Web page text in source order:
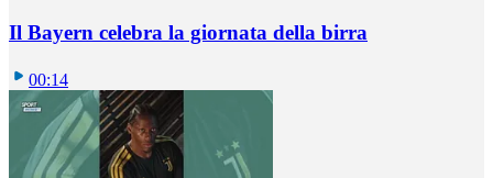
Il Bayern celebra la giornata della birra
00:14